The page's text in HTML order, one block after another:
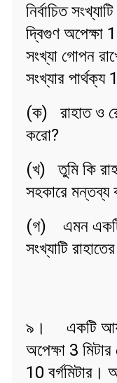
নির্বাচিত
দ্বিগুণ অপেক্ষা 1
সংখ্যা গোপন
সংখ্যার পার্থক্য
(ক) রাহাত ও
(খ) তুমি কি
সহকারে
(গ) এমন একটি
সংখ্যাটি
৯। একটি
অপেক্ষা 3
10 বর্গমিটার।